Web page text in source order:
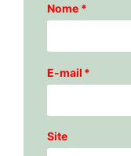
Nome *
E-mail *
Site